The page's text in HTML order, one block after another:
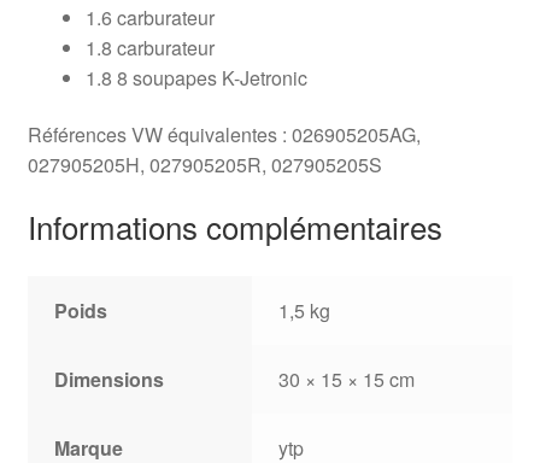
1.6 carburateur
1.8 carburateur
1.8 8 soupapes K-Jetronic
Références VW équivalentes : 026905205AG,
027905205H, 027905205R, 027905205S
Informations complémentaires
Poids 1,5 kg
Dimensions 30 × 15 × 15 cm
Marque ytp